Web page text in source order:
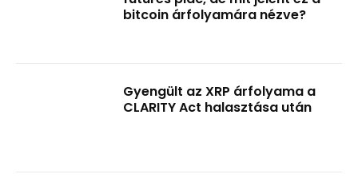
bitcoin árfolyamára nézve?
Gyengült az XRP árfolyama a
CLARITY Act halasztása után